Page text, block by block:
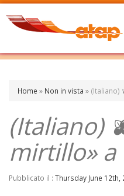
Home » Non in vista » (Italiano)
(Italiano)
mirtillo»
Pubblicato il : Thursday June 12th,